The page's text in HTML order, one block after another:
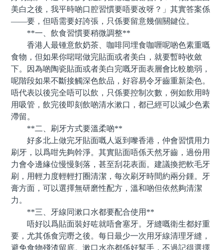
美白之後，我平時啲口腔習慣要唔要改呀？」其實答案係
——要，但唔需要好誇張，只係要留意幾個關鍵位。
**一、飲食習慣要稍微調整**
香港人最锺意飲奶茶、咖啡同埋食咖喱呢啲色素重嘅
食物，但如果你啱啱做完貼面或者美白，就要暫時收斂
下。因為啲陶瓷貼面或者美白完嘅牙面表層會比較脆弱，
呢階段如果不斷接觸深色飲品，好容易令牙齒重新染色。
唔代表以後完全唔可以飲，只係要控制次數，例如飲用時
用吸管，飲完後即刻飲啲清水漱口，都已經可以減少色素
滯留。
**二、刷牙方式要溫柔啲**
好多北上做完牙貼面嘅人返到嚟香港，仲會習慣用力
刷牙，以爲咁先夠幹淨。其實貼面唔係天然牙齒，過份用
力會令邊緣位慢慢剝落，甚至刮花表面。建議換把軟毛牙
刷，用輕力度輕輕打圈清潔，每次刷牙時間約兩分鍾。牙
膏方面，可以選擇無研磨性配方，溫和啲但依然夠清潔
力。
**三、牙線同漱口水都要配合使用**
唔好以爲貼面裝好咗就唔會塞牙。牙縫嘅衛生都好重
要，尤其係食完嘢之後。每日最少一次用牙線清理牙縫，
避免食物殘渣留底。漱口水亦都係好幫手，不過記得選擇